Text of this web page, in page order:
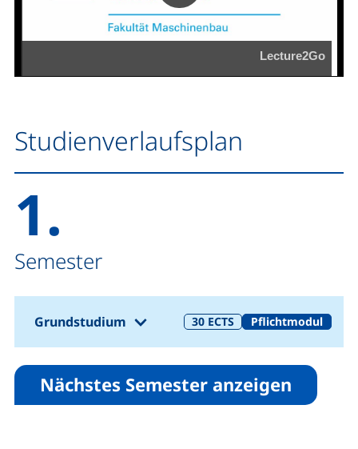
Studienverlaufsplan
1.
Semester
Grundstudium (1. Semester)
30 ECTS Pflichtmodul
Nächstes Semester anzeigen